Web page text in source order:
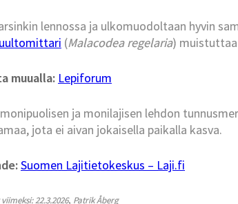
lennossa ja ulkomuodoltaan hyvin
(Malacodea regelaria)
muualla: Lepiforum
ja monilajisen lehdon
jota ei aivan jokaisella paikalla kasva.
Suomen Lajitietokeskus – Laji.fi
22.3.2026, Patrik Åberg